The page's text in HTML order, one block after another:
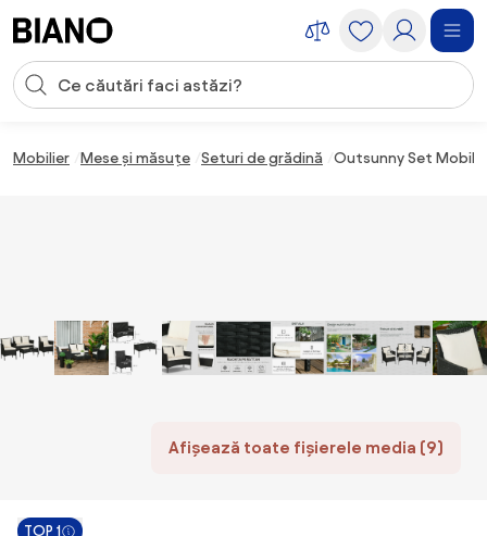
Introducerea căutării
Mobilier Mese și măsuțe Seturi de grădină Outsunny Set
Afișează toate fișierele media (9)
TOP 1